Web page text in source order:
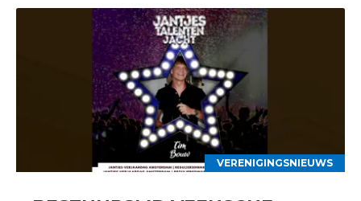
VERENIGINGSNIEUWS